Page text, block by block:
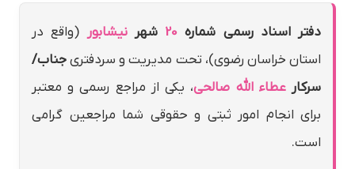
دفتر اسناد رسمی شماره 20 شهرنيشابور (واقع در
استان خراسان رضوي)، تحت مدیریت و سردفتریجناب/
سرکارعطاء الله صالحي، یکی از مراجع رسمی و معتبر
برای انجام امور ثبتی و حقوقی شما مراجعین گرامی
است.